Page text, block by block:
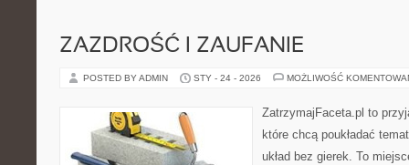
ZAZDROŚĆ I ZAUFANIE
POSTED BY ADMIN STY - 24 - 2026 MOŻLIWOŚĆ
ZatrzymajFaceta.pl to
które chcą poukładać
układ bez gierek. To